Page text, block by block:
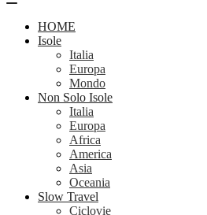
HOME
Isole
Italia
Europa
Mondo
Non Solo Isole
Italia
Europa
Africa
America
Asia
Oceania
Slow Travel
Ciclovie